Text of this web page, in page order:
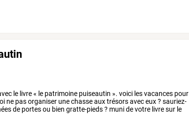
le livre« le patrimoine puiseautin ». voici lesvacances pour
ne pasorganiser unechasseauxtrésorsaveceux? sauriez-
de portesou bien gratte-pieds? munidevotre livresur le